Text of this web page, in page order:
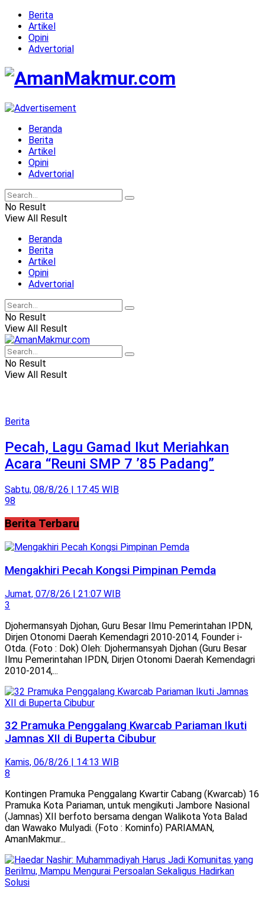
Berita
Artikel
Opini
Advertorial
Beranda
Berita
Artikel
Opini
Advertorial
No Result
View All Result
Beranda
Berita
Artikel
Opini
Advertorial
No Result
View All Result
No Result
View All Result
Berita
Pecah, Lagu Gamad Ikut Meriahkan
Acara “Reuni SMP 7 ’85 Padang”
Sabtu, 08/8/26 | 17:45 WIB
98
Berita Terbaru
Mengakhiri Pecah Kongsi Pimpinan Pemda
Jumat, 07/8/26 | 21:07 WIB
3
Djohermansyah Djohan, Guru Besar Ilmu Pemerintahan IPDN,
Dirjen Otonomi Daerah Kemendagri 2010-2014, Founder i-
Otda. (Foto : Dok) Oleh: Djohermansyah Djohan (Guru Besar
Ilmu Pemerintahan IPDN, Dirjen Otonomi Daerah Kemendagri
2010-2014,...
32 Pramuka Penggalang Kwarcab Pariaman Ikuti
Jamnas XII di Buperta Cibubur
Kamis, 06/8/26 | 14:13 WIB
8
Kontingen Pramuka Penggalang Kwartir Cabang (Kwarcab) 16
Pramuka Kota Pariaman, untuk mengikuti Jambore Nasional
(Jamnas) XII berfoto bersama dengan Walikota Yota Balad
dan Wawako Mulyadi. (Foto : Kominfo) PARIAMAN,
AmanMakmur...